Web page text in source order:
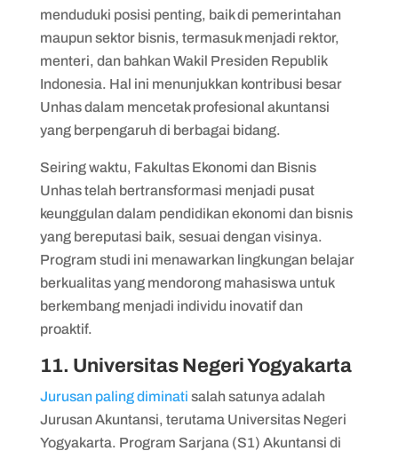
menduduki posisi penting, baik di pemerintahan
maupun sektor bisnis, termasuk menjadi rektor,
menteri, dan bahkan Wakil Presiden Republik
Indonesia. Hal ini menunjukkan kontribusi besar
Unhas dalam mencetak profesional akuntansi
yang berpengaruh di berbagai bidang.
Seiring waktu, Fakultas Ekonomi dan Bisnis
Unhas telah bertransformasi menjadi pusat
keunggulan dalam pendidikan ekonomi dan bisnis
yang bereputasi baik, sesuai dengan visinya.
Program studi ini menawarkan lingkungan belajar
berkualitas yang mendorong mahasiswa untuk
berkembang menjadi individu inovatif dan
proaktif.
11. Universitas Negeri Yogyakarta
Jurusan paling diminati salah satunya adalah
Jurusan Akuntansi, terutama Universitas Negeri
Yogyakarta. Program Sarjana (S1) Akuntansi di